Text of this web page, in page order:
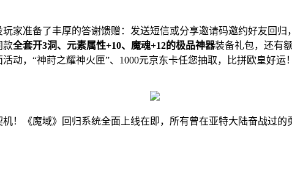
准备了丰厚的答谢馈赠：发送短信或分享邀请码邀约好友回归
款全套开3洞、元素属性+10、魔魂+12的极品神器装备礼包，还有
，“神莳之耀神火匣”、‌1000元京东卡任您抽取，比拼欧皇好运
《魔域》回归系统全面上线在即，所有曾在亚特大陆奋战过的